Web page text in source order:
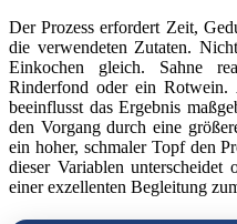
Der Prozess erfordert Zeit,
die verwendeten Zutaten.
Einkochen gleich. Sahne
Rinderfond oder ein Rotwein.
beeinflusst das Ergebnis
den Vorgang durch eine
ein hoher, schmaler Topf den
dieser Variablen
einer exzellenten Begleitung